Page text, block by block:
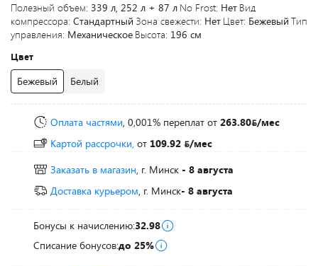
Полезный объем: 339 л, 252 л + 87 л No Frost: Нет Вид
компрессора: Стандартный Зона свежести: Нет Цвет: Бежевый Тип
управления: Механическое Высота: 196 см
Цвет
Бежевый Белый
Оплата частями, 0,001% переплат от 263.80 /мес
Картой рассрочки, от 109.92
/мес
Заказать в магазин, г. Минск - 8 августа
Доставка курьером, г. Минск- 8 августа
Бонусы к начислению:32.98
Списание бонусов:до 25%